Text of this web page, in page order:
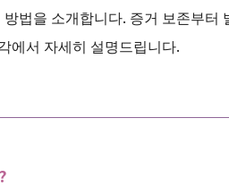
법을 소개합니다. 증거 보존부터
에서 자세히 설명드립니다.